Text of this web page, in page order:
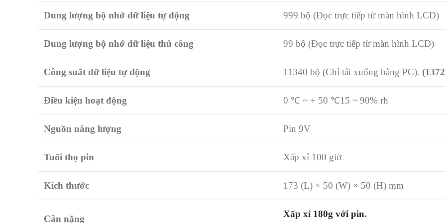
Dung lượng bộ nhớ dữ liệu tự động 999 bộ (Đọc trực tiếp từ màn hình LCD)
Dung lượng bộ nhớ dữ liệu thủ công 99 bộ (Đọc trực tiếp từ màn hình LCD)
Công suất dữ liệu tự động 11340 bộ (Chỉ tải xuống bằng PC).
Điều kiện hoạt động 0 ℃ ~ + 50 ℃15 ~ 90% rh
Nguồn năng lượng Pin 9V
Tuổi thọ pin Xấp xỉ 100 giờ
Kích thước 173 (L) × 50 (W) × 50 (H) mm
Cân nặng Xấp xỉ 180g với pin.